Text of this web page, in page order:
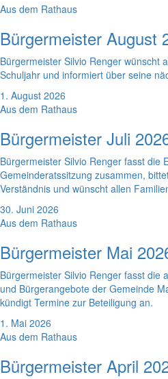
Aus dem Rathaus
Bürgermeister August
Bürgermeister Silvio Renger wünscht
Schuljahr und informiert über seine
1. August 2026
Aus dem Rathaus
Bürgermeister Juli
Bürgermeister Silvio Renger fasst die
Gemeinderatssitzung zusammen,
Verständnis und wünscht allen
30. Juni 2026
Aus dem Rathaus
Bürgermeister Mai
Bürgermeister Silvio Renger fasst die
und Bürgerangebote der Gemeinde
kündigt Termine zur Beteiligung an.
1. Mai 2026
Aus dem Rathaus
Bürgermeister April